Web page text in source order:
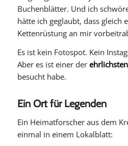
Buchenblätter. Und ich
hätte ich geglaubt, dass gleich
Kettenrüstung an mir
Es ist kein Fotospot. Kein
Aber es ist einer der
besucht habe.
Ein Ort für Legenden
Ein Heimatforscher aus dem
einmal in einem Lokalblatt: